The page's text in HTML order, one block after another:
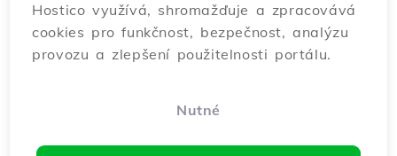
ROTLD
Návody / Domény
Tento článek popisuje nezbytné kroky pro
Hostico využívá, shromažďuje a zpracovává
cookies pro funkčnost, bezpečnost, analýzu
provozu a zlepšení použitelnosti portálu.
Nutné